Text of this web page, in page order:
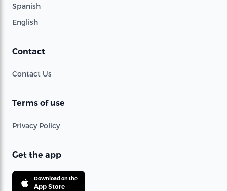
Spanish
English
Contact
Contact Us
Terms of use
Privacy Policy
Get the app
Download on the
App Store